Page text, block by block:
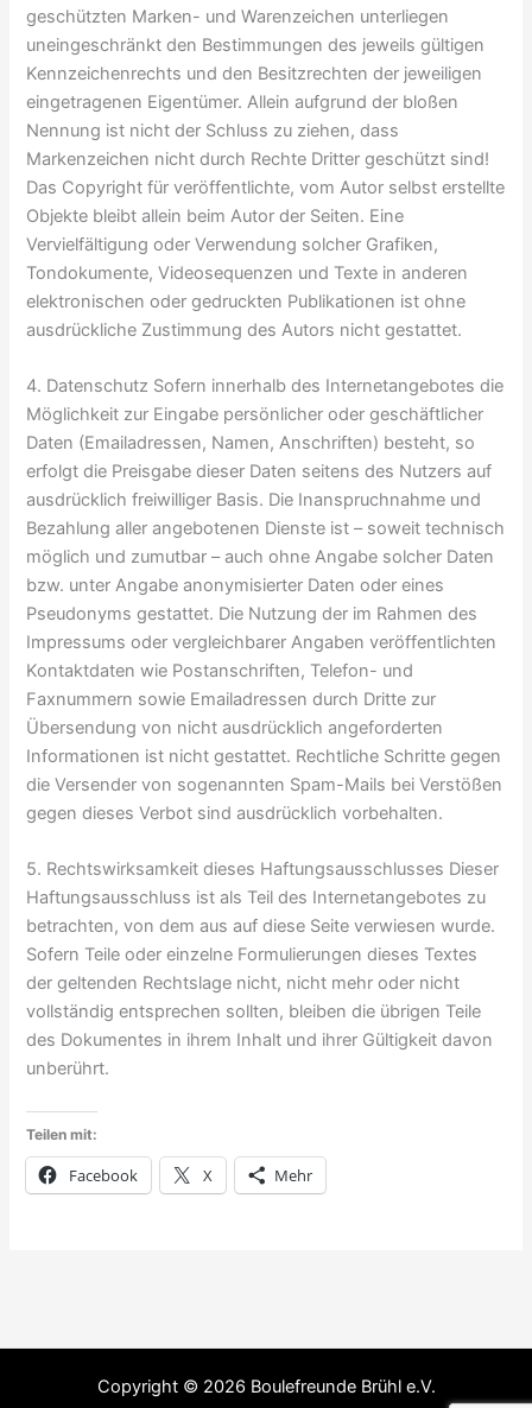
geschützten Marken- und Warenzeichen unterliegen
uneingeschränkt den Bestimmungen des jeweils gültigen
Kennzeichenrechts und den Besitzrechten der jeweiligen
eingetragenen Eigentümer. Allein aufgrund der bloßen
Nennung ist nicht der Schluss zu ziehen, dass
Markenzeichen nicht durch Rechte Dritter geschützt sind!
Das Copyright für veröffentlichte, vom Autor selbst erstellte
Objekte bleibt allein beim Autor der Seiten. Eine
Vervielfältigung oder Verwendung solcher Grafiken,
Tondokumente, Videosequenzen und Texte in anderen
elektronischen oder gedruckten Publikationen ist ohne
ausdrückliche Zustimmung des Autors nicht gestattet.
4. Datenschutz Sofern innerhalb des Internetangebotes die
Möglichkeit zur Eingabe persönlicher oder geschäftlicher
Daten (Emailadressen, Namen, Anschriften) besteht, so
erfolgt die Preisgabe dieser Daten seitens des Nutzers auf
ausdrücklich freiwilliger Basis. Die Inanspruchnahme und
Bezahlung aller angebotenen Dienste ist – soweit technisch
möglich und zumutbar – auch ohne Angabe solcher Daten
bzw. unter Angabe anonymisierter Daten oder eines
Pseudonyms gestattet. Die Nutzung der im Rahmen des
Impressums oder vergleichbarer Angaben veröffentlichten
Kontaktdaten wie Postanschriften, Telefon- und
Faxnummern sowie Emailadressen durch Dritte zur
Übersendung von nicht ausdrücklich angeforderten
Informationen ist nicht gestattet. Rechtliche Schritte gegen
die Versender von sogenannten Spam-Mails bei Verstößen
gegen dieses Verbot sind ausdrücklich vorbehalten.
5. Rechtswirksamkeit dieses Haftungsausschlusses Dieser
Haftungsausschluss ist als Teil des Internetangebotes zu
betrachten, von dem aus auf diese Seite verwiesen wurde.
Sofern Teile oder einzelne Formulierungen dieses Textes
der geltenden Rechtslage nicht, nicht mehr oder nicht
vollständig entsprechen sollten, bleiben die übrigen Teile
des Dokumentes in ihrem Inhalt und ihrer Gültigkeit davon
unberührt.
Teilen mit:
Facebook X Mehr
Copyright © 2026 Boulefreunde Brühl e.V.